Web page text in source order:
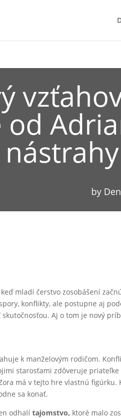
od
by
keď mladí čerstvo zosobášení
konflikty, ale postupne aj
skutočnosťou. Aj o tom je nový
k manželovým rodičom.
starosťami zdôveruje priateľke
má v tejto hre vlastnú figúrku.
sa konať.
odhalítajomstvo, ktoré malo